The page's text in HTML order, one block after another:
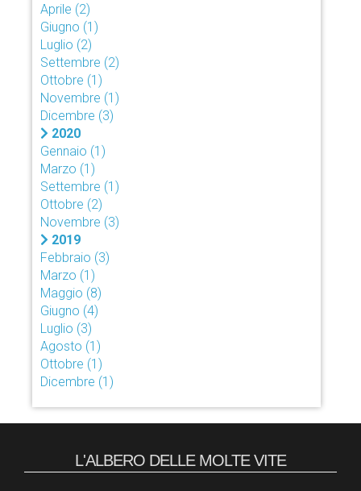
Aprile (2)
Giugno (1)
Luglio (2)
Settembre (2)
Ottobre (1)
Novembre (1)
Dicembre (3)
2020
Gennaio (1)
Marzo (1)
Settembre (1)
Ottobre (2)
Novembre (3)
2019
Febbraio (3)
Marzo (1)
Maggio (8)
Giugno (4)
Luglio (3)
Agosto (1)
Ottobre (1)
Dicembre (1)
L'ALBERO DELLE MOLTE VITE